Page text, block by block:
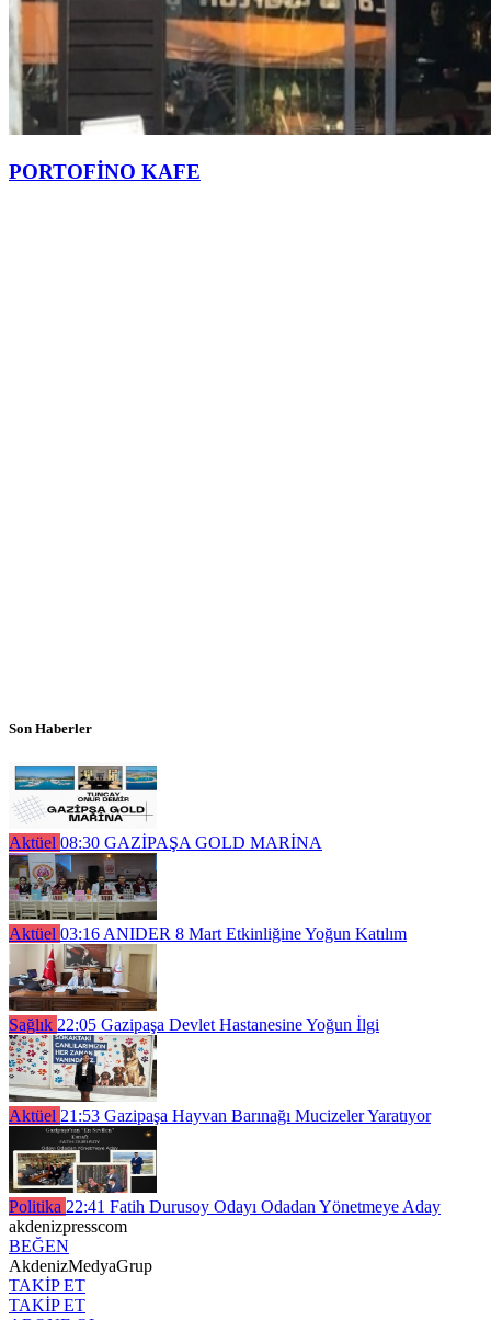
PORTOFİNO KAFE
Son Haberler
Aktüel 08:30 GAZİPAŞA GOLD MARİNA
Aktüel 03:16 ANIDER 8 Mart Etkinliğine Yoğun Katılım
Sağlık 22:05 Gazipaşa Devlet Hastanesine Yoğun İlgi
Aktüel 21:53 Gazipaşa Hayvan Barınağı Mucizeler Yaratıyor
Politika 22:41 Fatih Durusoy Odayı Odadan Yönetmeye Aday
akdenizpresscom
BEĞEN
AkdenizMedyaGrup
TAKİP ET
TAKİP ET